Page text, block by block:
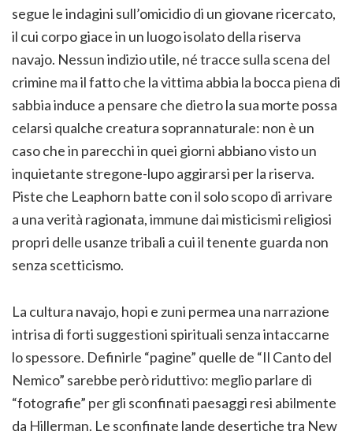
segue le indagini sull’omicidio di un giovane ricercato,
il cui corpo giace in un luogo isolato della riserva
navajo. Nessun indizio utile, né tracce sulla scena del
crimine ma il fatto che la vittima abbia la bocca piena di
sabbia induce a pensare che dietro la sua morte possa
celarsi qualche creatura soprannaturale: non è un
caso che in parecchi in quei giorni abbiano visto un
inquietante stregone-lupo aggirarsi per la riserva.
Piste che Leaphorn batte con il solo scopo di arrivare
a una verità ragionata, immune dai misticismi religiosi
propri delle usanze tribali a cui il tenente guarda non
senza scetticismo.
La cultura navajo, hopi e zuni permea una narrazione
intrisa di forti suggestioni spirituali senza intaccarne
lo spessore. Definirle “pagine” quelle de “Il Canto del
Nemico” sarebbe però riduttivo: meglio parlare di
“fotografie” per gli sconfinati paesaggi resi abilmente
da Hillerman. Le sconfinate lande desertiche tra New